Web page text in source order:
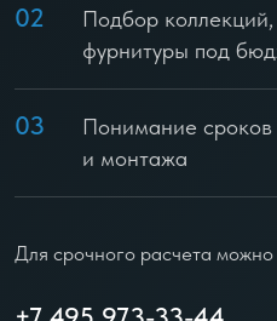
02
Подбор
фурнитуры под
03
Понимание сроков
и монтажа
Для срочного расчета можно